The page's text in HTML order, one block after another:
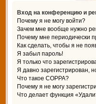
Вход на конференцию и
Почему я не могу войти?
Зачем мне вообще нужно
Почему мне периодически
Как сделать, чтобы я не
Я забыл пароль!
Я только что
Я давно зарегистрирован,
Что такое COPPA?
Почему я не могу
Что делает функция